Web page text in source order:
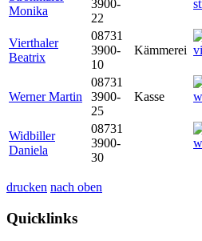
Monika
3900-
22
Vierthaler
Beatrix
08731
3900-
10
Kämmerei
Werner Martin
08731
3900-
25
Kasse
Widbiller
Daniela
08731
3900-
30
drucken nach oben
Quicklinks